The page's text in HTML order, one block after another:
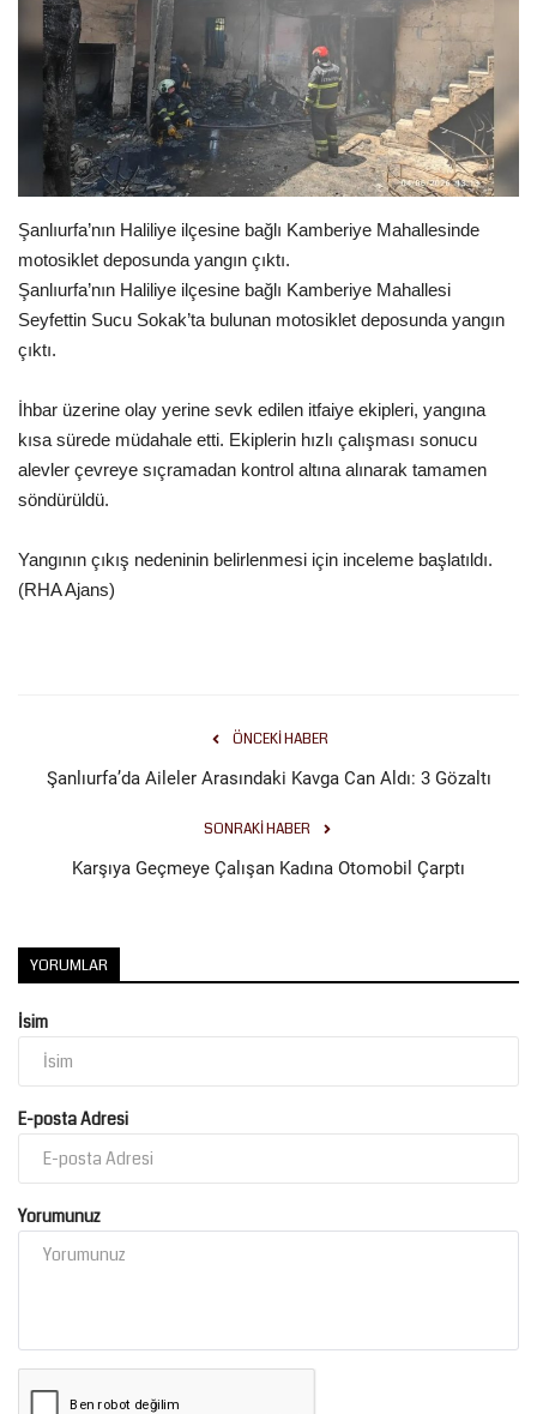
Gündem
Tekno Bilim
Ekonomi
Siyaset
Galeriler
Yaşam
Künye
Sağlık
Kültür Sanat
Şanlıurfa’nın Haliliye ilçesine bağlı Kamberiye Mahallesinde
motosiklet deposunda yangın çıktı.
Şanlıurfa’nın Haliliye ilçesine bağlı Kamberiye Mahallesi
Seyfettin Sucu Sokak’ta bulunan motosiklet deposunda yangın
çıktı.
İhbar üzerine olay yerine sevk edilen itfaiye ekipleri, yangına
kısa sürede müdahale etti. Ekiplerin hızlı çalışması sonucu
alevler çevreye sıçramadan kontrol altına alınarak tamamen
söndürüldü.
Yangının çıkış nedeninin belirlenmesi için inceleme başlatıldı.
(RHA Ajans)
ÖNCEKI HABER
Şanlıurfa’da Aileler Arasındaki Kavga Can Aldı: 3 Gözaltı
SONRAKI HABER
Karşıya Geçmeye Çalışan Kadına Otomobil Çarptı
YORUMLAR
İsim
E-posta Adresi
Yorumunuz